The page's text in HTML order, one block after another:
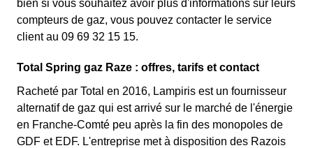
bien si vous souhaitez avoir plus d'informations sur leurs
compteurs de gaz, vous pouvez contacter le service
client au 09 69 32 15 15.
Total Spring gaz Raze : offres, tarifs et contact
Racheté par Total en 2016, Lampiris est un fournisseur
alternatif de gaz qui est arrivé sur le marché de l'énergie
en Franche-Comté peu après la fin des monopoles de
GDF et EDF. L'entreprise met à disposition des Razois